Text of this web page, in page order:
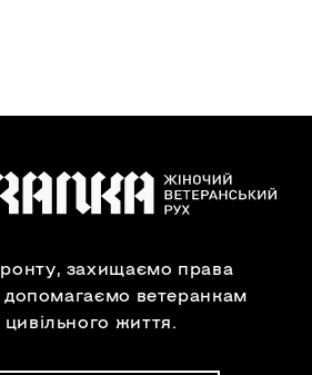
захищаємо права
допомагаємо ветеранкам
життя.